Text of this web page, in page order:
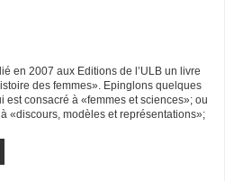
en 2007 aux Editions de l’ULB un livre
des femmes». Epinglons quelques
est consacré à «femmes et sciences»; ou
«discours, modèles et représentations»;